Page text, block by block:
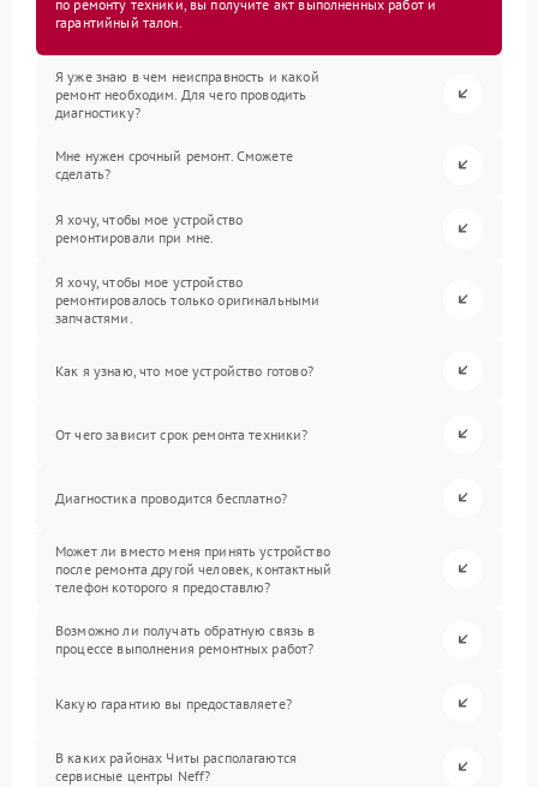
по ремонту техники, вы получите акт выполненных работ и
гарантийный талон.
Я уже знаю в чем неисправность и какой
ремонт необходим. Для чего проводить
диагностику?
Мне нужен срочный ремонт. Сможете
сделать?
Я хочу, чтобы мое устройство
ремонтировали при мне.
Я хочу, чтобы мое устройство
ремонтировалось только оригинальными
запчастями.
Как я узнаю, что мое устройство готово?
От чего зависит срок ремонта техники?
Диагностика проводится бесплатно?
Может ли вместо меня принять устройство
после ремонта другой человек, контактный
телефон которого я предоставлю?
Возможно ли получать обратную связь в
процессе выполнения ремонтных работ?
Какую гарантию вы предоставляете?
В каких районах Читы располагаются
сервисные центры Neff?